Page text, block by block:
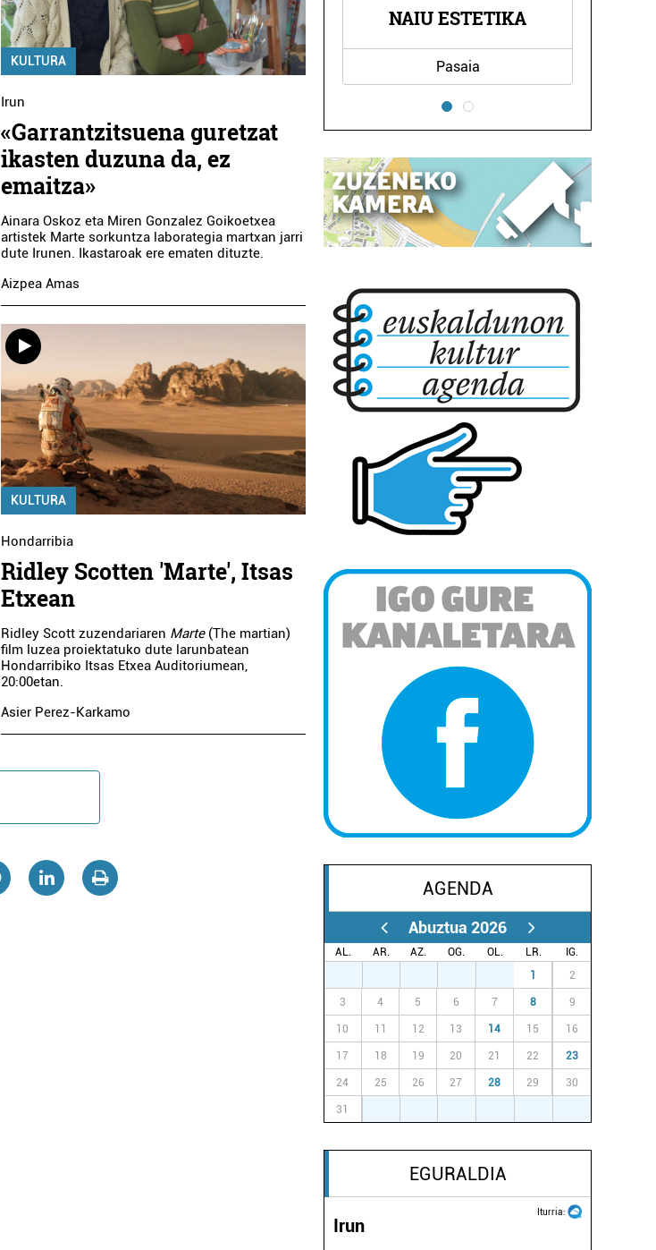
KULTURA
Irun
«Garrantzitsuena guretzat
ikasten duzuna da, ez
emaitza»
Ainara Oskoz eta Miren Gonzalez Goikoetxea
artistek Marte sorkuntza laborategia martxan jarri
dute Irunen. Ikastaroak ere ematen dituzte.
Aizpea Amas
KULTURA
Hondarribia
Ridley Scotten 'Marte', Itsas
Etxean
Ridley Scott zuzendariaren Marte(The martian)
film luzea proiektatuko dute larunbatean
Hondarribiko Itsas Etxea Auditoriumean,
20:00etan.
Asier Perez-Karkamo
NAIU ESTETIKA
Pasaia
MIMOS TABERNA
Pasaia
AGENDA
Abuztua 2026
AL. AR. AZ. OG. OL. LR.
IG.
1 2
3 4 5 6 7 8 9
10 11 12 13 14 15 16
17 18 19 20 21 22 23
24 25 26 27 28 29 30
31
EGURALDIA
Iturria:
Irun